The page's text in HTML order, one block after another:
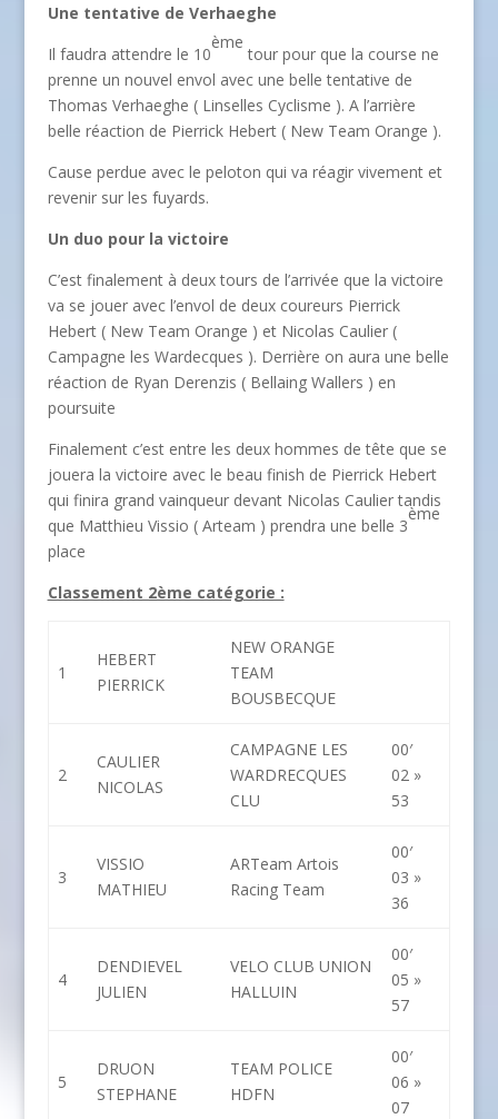
Une tentative de Verhaeghe
Il faudra attendre le 10
ème
tour pour que la course ne
prenne un nouvel envol avec une belle tentative de
Thomas Verhaeghe ( Linselles Cyclisme ). A l’arrière
belle réaction de Pierrick Hebert ( New Team Orange ).
Cause perdue avec le peloton qui va réagir vivement et
revenir sur les fuyards.
Un duo pour la victoire
C’est finalement à deux tours de l’arrivée que la victoire
va se jouer avec l’envol de deux coureurs Pierrick
Hebert ( New Team Orange ) et Nicolas Caulier (
Campagne les Wardecques ). Derrière on aura une belle
réaction de Ryan Derenzis ( Bellaing Wallers ) en
poursuite
Finalement c’est entre les deux hommes de tête que se
jouera la victoire avec le beau finish de Pierrick Hebert
qui finira grand vainqueur devant Nicolas Caulier tandis
que Matthieu Vissio ( Arteam ) prendra une belle 3
ème
place
Classement 2ème catégorie :
1
HEBERT
PIERRICK
NEW ORANGE
TEAM
BOUSBECQUE
2
CAULIER
NICOLAS
CAMPAGNE LES
WARDRECQUES
CLU
00′
02 »
53
3
VISSIO
MATHIEU
ARTeam Artois
Racing Team
00′
03 »
36
4
DENDIEVEL
JULIEN
VELO CLUB UNION
HALLUIN
00′
05 »
57
5
DRUON
STEPHANE
TEAM POLICE
HDFN
00′
06 »
07